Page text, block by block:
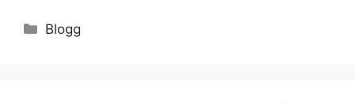
Kategorier
Blogg